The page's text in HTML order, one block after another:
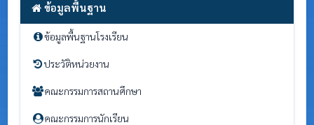
ข้อมูลพื้นฐาน
ข้อมูลพื้นฐานโรงเรียน
ประวัติหน่วยงาน
คณะกรรมการสถานศึกษา
คณะกรรมการนักเรียน